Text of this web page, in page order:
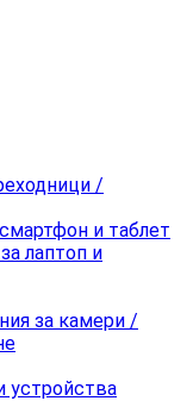
/
и таблет
лаптоп и
за камери /
устройства